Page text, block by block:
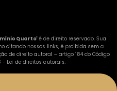
Quarto" é de direito reservado. Sua
citando nossos links, é proibida sem a
de direito autoral – artigo 184 do Código
- Lei de direitos autorais.